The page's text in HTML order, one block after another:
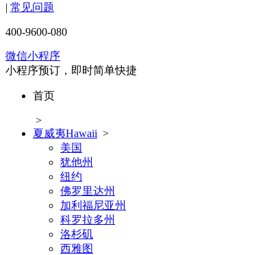
| 常见问题
400-9600-080
微信小程序
小程序预订，即时简单快捷
首页
>
夏威夷Hawaii >
美国
犹他州
纽约
佛罗里达州
加利福尼亚州
科罗拉多州
洛杉矶
西雅图